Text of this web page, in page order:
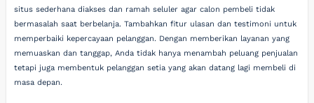
situs sederhana diakses dan ramah seluler agar calon pembeli tidak
bermasalah saat berbelanja. Tambahkan fitur ulasan dan testimoni untuk
memperbaiki kepercayaan pelanggan. Dengan memberikan layanan yang
memuaskan dan tanggap, Anda tidak hanya menambah peluang penjualan
tetapi juga membentuk pelanggan setia yang akan datang lagi membeli di
masa depan.